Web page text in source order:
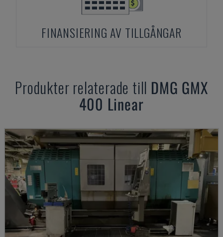
FINANSIERING AV TILLGÅNGAR
Produkter relaterade till DMG GMX
400 Linear